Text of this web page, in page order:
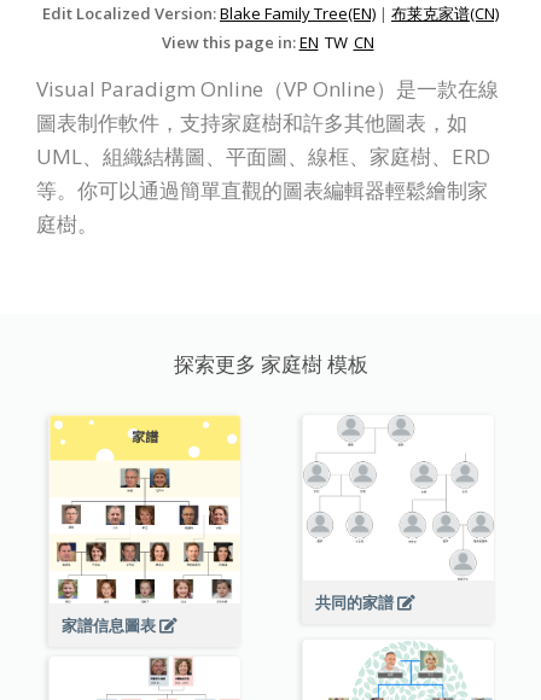
Edit Localized Version:Blake Family Tree(EN) | 布莱克家谱(CN)
View this page in:EN TW CN
Visual Paradigm Online（VP Online）是一款在線
圖表制作軟件，支持家庭樹和許多其他圖表，如
UML、組織結構圖、平面圖、線框、家庭樹、ERD
等。你可以通過簡單直觀的圖表編輯器輕鬆繪制家
庭樹。
探索更多 家庭樹 模板
家譜信息圖表
共同的家譜